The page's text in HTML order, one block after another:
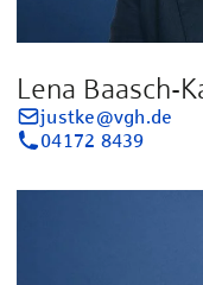
Lena Baasch-
justke@vgh.de
04172 8439